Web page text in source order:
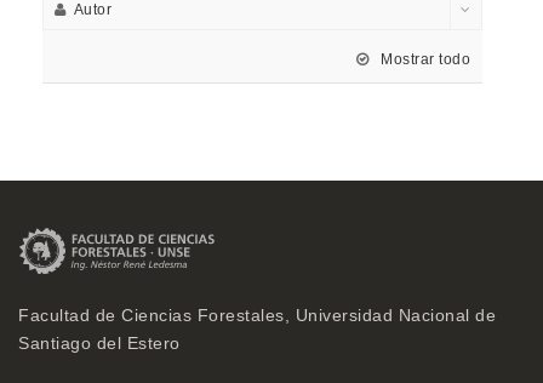
Autor
Mostrar todo
Facultad de Ciencias Forestales, Universidad Nacional de
Santiago del Estero